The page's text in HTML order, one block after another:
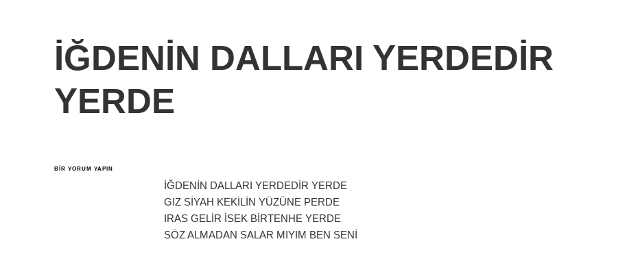
İĞDENİN DALLARI YERDEDİR
YERDE
İĞDENİN
BIR YORUM YAPIN
İĞDENİN DALLARI YERDEDİR YERDE
GIZ SİYAH KEKİLİN YÜZÜNE PERDE
IRAS GELİR İSEK BİRTENHE YERDE
SÖZ ALMADAN SALAR MIYIM BEN SENİ